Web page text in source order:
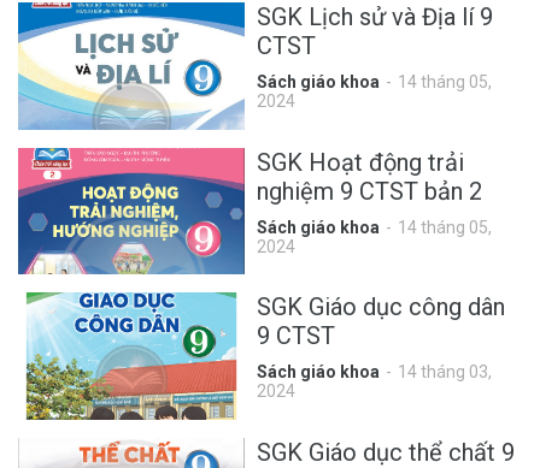
SGK Lịch sử và Địa lí 9
CTST
Sách giáo khoa
14 tháng 05,
2024
SGK Hoạt động trải
nghiệm 9 CTST bản 2
Sách giáo khoa
14 tháng 05,
2024
SGK Giáo dục công dân
9 CTST
Sách giáo khoa
14 tháng 03,
2024
SGK Giáo dục thể chất 9